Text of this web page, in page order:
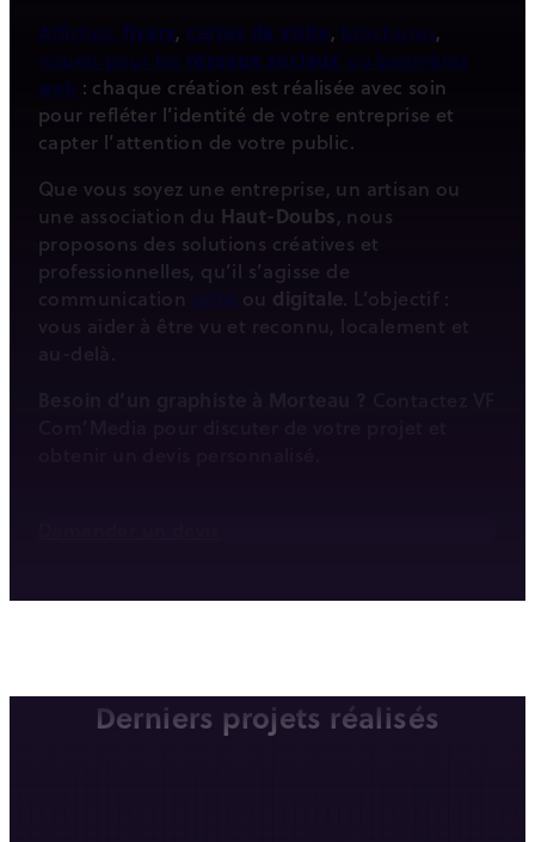
Affiches, flyers, cartes de visite, brochures,
visuels pour les réseaux sociaux ou bannières
web : chaque création est réalisée avec soin
pour refléter l’identité de votre entreprise et
capter l’attention de votre public.
Que vous soyez une entreprise, un artisan ou
une association du Haut-Doubs, nous
proposons des solutions créatives et
professionnelles, qu’il s’agisse de
communication
ou digitale. L’objectif :
vous aider à être vu et reconnu, localement et
Derniers projets réalisés